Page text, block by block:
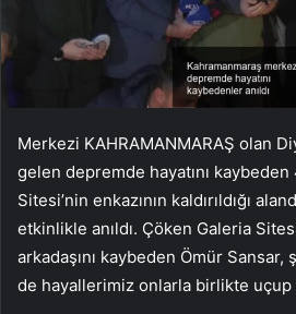
Merkezi KAHRAMANMARAŞ olan
gelen depremde hayatını
Sitesi’nin enkazının kaldırıldığı
etkinlikle anıldı. Çöken Galeria
arkadaşını kaybeden Ömür Sansar,
de hayallerimiz onlarla birlikte